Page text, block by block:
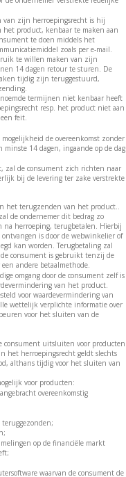
van zijn herroepingsrecht is hij
product, kenbaar te maken aan
te doen middels het
zoals per e-mail.
te willen maken van zijn
14 dagen retour te sturen. De
tijdig zijn teruggestuurd,
termijnen niet kenbaar heeft
resp. het product niet aan
feit.
de overeenkomst zonder
14 dagen, ingaande op de dag
zal de consument zich richten naar
bij de levering ter zake verstrekte
het terugzenden van het product..
de ondernemer dit bedrag zo
na herroeping, terugbetalen. Hierbij
is door de webwinkelier of
kan worden. Terugbetaling zal
de consument is gebruikt tenzij de
andere betaalmethode.
omgang door de consument zelf is
van het product.
voor waardevermindering van
wettelijk verplichte informatie over
voor het sluiten van de
consument uitsluiten voor producten
het herroepingsrecht geldt slechts
althans tijdig voor het sluiten van
voor producten:
overeenkomstig
op de financiële markt
waarvan de consument de